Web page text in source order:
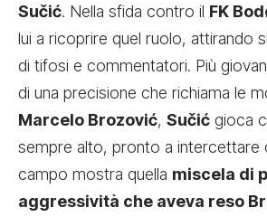
Sučić. Nella sfida contro il FK
lui a ricoprire quel ruolo, attirando
di tifosi e commentatori. Più
di una precisione che richiama le
Marcelo Brozović, Sučić gioca
sempre alto, pronto a intercettare
campo mostra quella miscela di
aggressività che aveva reso